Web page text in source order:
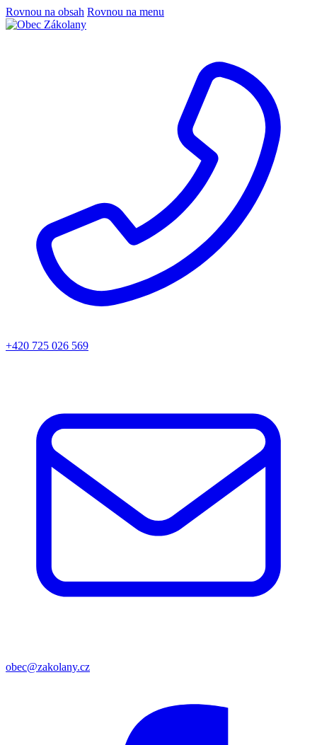
Rovnou na obsah Rovnou na menu
+420 725 026 569
obec@zakolany.cz